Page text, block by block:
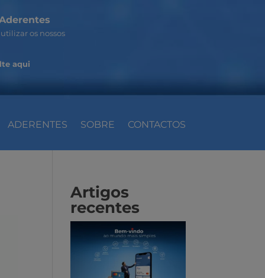
os nossos
aqui
ADERENTES SOBRE CONTACTOS
Artigos
recentes